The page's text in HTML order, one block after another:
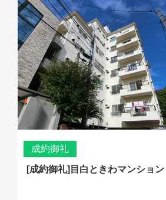
成約御礼
[成約御礼]目白ときわマンション